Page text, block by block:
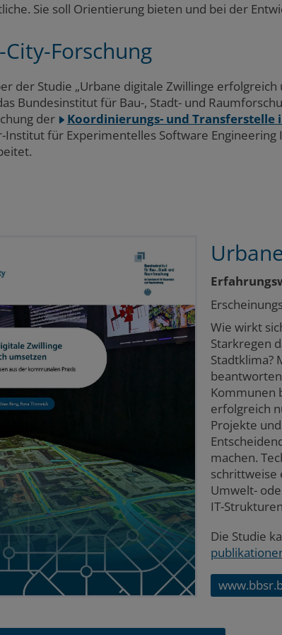
Sie soll Orientierung bieten und bei der
Forschung
der Studie „Urbane digitale Zwillinge
Bundesinstitut für Bau-, Stadt- und
der
Koordinierungs- und
Institut für Experimentelles Software Engineering
Wie wirkt
Starkregen
Stadtklima?
Kommunen
erfolgreich
Projekte
machen.
schrittweise
Umwelt-
IT-
Die Studie